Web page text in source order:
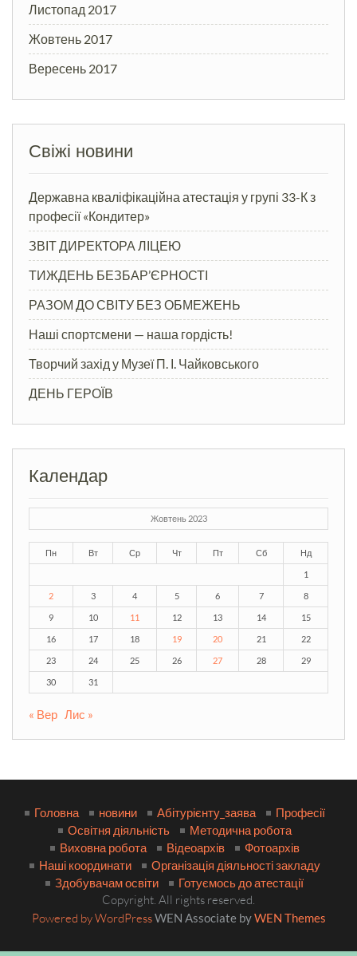
Листопад 2017
Жовтень 2017
Вересень 2017
Свіжі новини
Державна кваліфікаційна атестація у групі 33-К з
професії «Кондитер»
ЗВІТ ДИРЕКТОРА ЛІЦЕЮ
ТИЖДЕНЬ БЕЗБАР’ЄРНОСТІ
РАЗОМ ДО СВІТУ БЕЗ ОБМЕЖЕНЬ
Наші спортсмени — наша гордість!
Творчий захід у Музеї П. І. Чайковського
ДЕНЬ ГЕРОЇВ
Календар
Жовтень 2023
Пн Вт Ср Чт Пт Сб Нд
1
2 3 4 5 6 7 8
9 10 11 12 13 14 15
16 17 18 19 20 21 22
23 24 25 26 27 28 29
30 31
« Вер Лис »
Головна новини Абітурієнту_заява
Професії
Освітня діяльність
Методична робота
Виховна робота
Відеоархів
Фотоархів
Наші координати
Організація діяльності закладу
Здобувачам освіти
Готуємось до атестації
Copyright. All rights reserved.
Powered by WordPressWEN Associate byWEN Themes